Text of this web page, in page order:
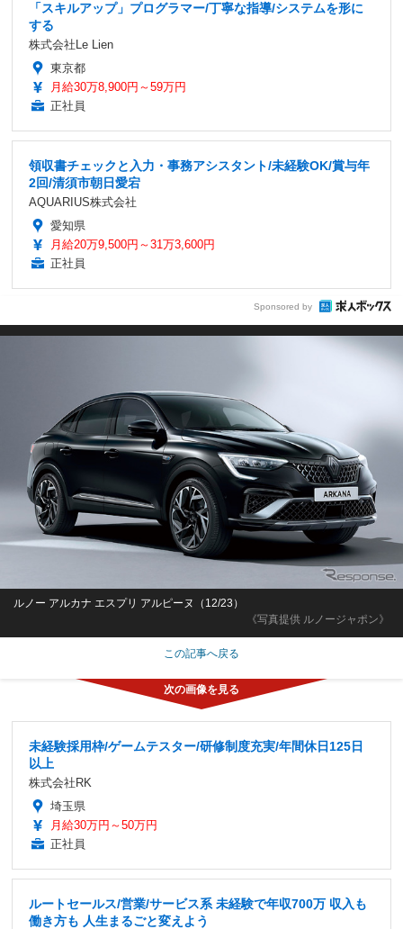
「スキルアップ」プログラマー/丁寧な指導/システムを形に
する
株式会社Le Lien
東京都
月給30万8,900円～59万円
正社員
領収書チェックと入力・事務アシスタント/未経験OK/賞与年
2回/清須市朝日愛宕
AQUARIUS株式会社
愛知県
月給20万9,500円～31万3,600円
正社員
Sponsored by
《写真提供 ルノージャポン》
ルノー アルカナ エスプリ アルピーヌ（12/23）
この記事へ戻る
未経験採用枠/ゲームテスター/研修制度充実/年間休日125日
以上
株式会社RK
埼玉県
月給30万円～50万円
正社員
ルートセールス/営業/サービス系 未経験で年収700万 収入も
働き方も 人生まるごと変えよう